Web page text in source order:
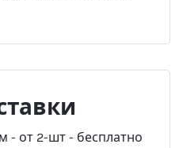
- от 2-шт - бесплатно